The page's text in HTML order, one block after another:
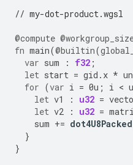
// my-dot-product.wgsl
@compute
fn main(@builtin(
var sum : f32 ;
let start = gid . x *
for (var i = 0u ; i <
let v1 : u32 =
let v2 : u32 =
sum += dot4U8Packed
}
}